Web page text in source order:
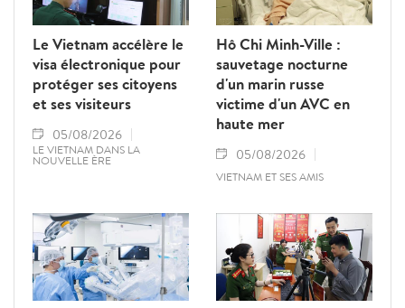
Le Vietnam accélère le
visa électronique pour
protéger ses citoyens
et ses visiteurs
05/08/2026
LE VIETNAM DANS LA
NOUVELLE ÈRE
Hô Chi Minh-Ville :
sauvetage nocturne
d'un marin russe
victime d'un AVC en
haute mer
05/08/2026
VIETNAM ET SES AMIS